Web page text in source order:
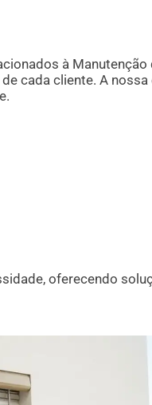
à Manutenção
cada cliente. A nossa
oferecendo